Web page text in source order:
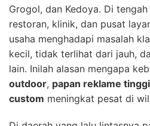
Grogol, dan Kedoya. Di
restoran, klinik, dan pusat
usaha menghadapi masalah
kecil, tidak terlihat dari jauh,
lain. Inilah alasan mengapa
outdoor, papan reklame tinggi
custom meningkat pesat di